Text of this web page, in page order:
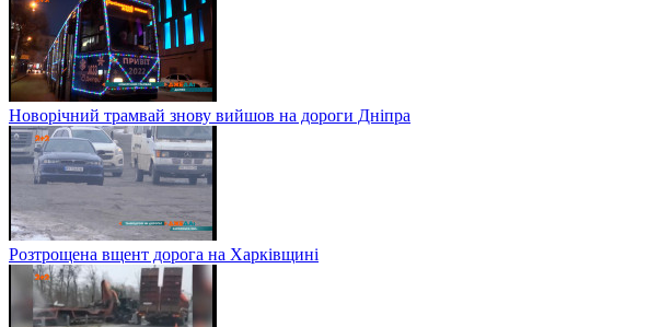
Новорічний трамвай знову вийшов на дороги Дніпра
Розтрощена вщент дорога на Харківщині